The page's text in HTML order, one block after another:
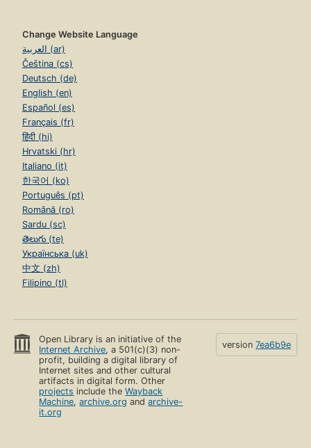
Change Website Language
العربية (ar)
Čeština (cs)
Deutsch (de)
English (en)
Español (es)
Français (fr)
हिंदी (hi)
Hrvatski (hr)
Italiano (it)
한국어 (ko)
Português (pt)
Română (ro)
Sardu (sc)
తెలుగు (te)
Українська (uk)
中文 (zh)
Filipino (tl)
Open Library is an initiative of the
Internet Archive, a 501(c)(3) non-
profit, building a digital library of
Internet sites and other cultural
artifacts in digital form. Other
projects include theWayback
Machine,archive.org andarchive-
it.org
version 7ea6b9e